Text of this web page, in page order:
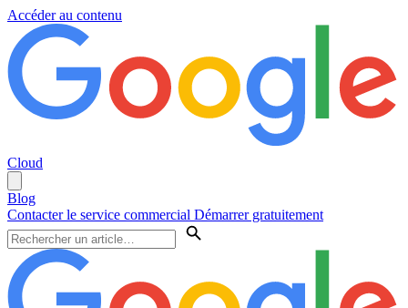
Accéder au contenu
Cloud
Blog
Contacter le service commercial Démarrer gratuitement